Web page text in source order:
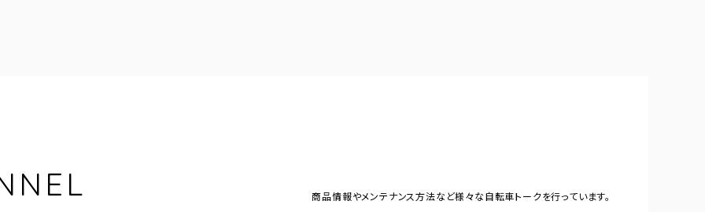
商品情報やメンテナンス方法など様々な自転車トークを行っています。